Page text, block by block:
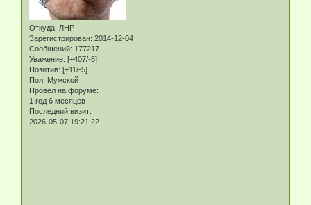
Откуда: ЛНР
Зарегистрирован: 2014-12-04
Сообщений: 177217
Уважение: [+407/-5]
Позитив: [+11/-5]
Пол: Мужской
Провел на форуме:
1 год 6 месяцев
Последний визит:
2026-05-07 19:21:22